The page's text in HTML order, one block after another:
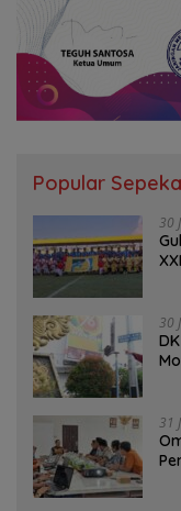
Popular
30
30
31